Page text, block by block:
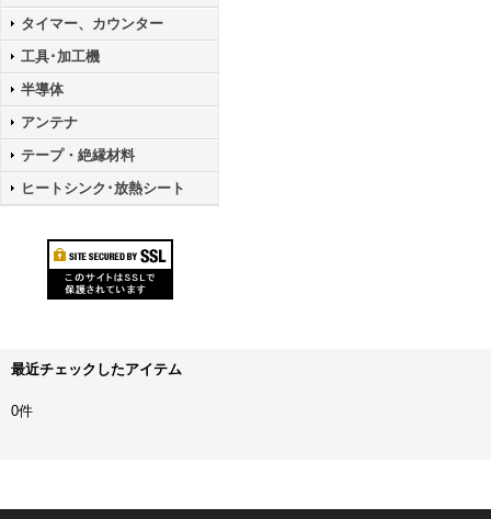
タイマー、カウンター
工具･加工機
半導体
アンテナ
テープ・絶縁材料
ヒートシンク･放熱シート
最近チェックしたアイテム
0件